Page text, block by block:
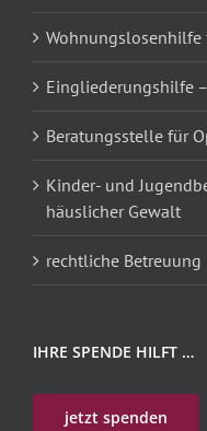
Wohnungslosenhilfe
Eingliederungshilfe
Beratungsstelle für
Kinder- und
häuslicher Gewalt
rechtliche Betreuung
IHRE SPENDE HILFT …
jetzt spenden